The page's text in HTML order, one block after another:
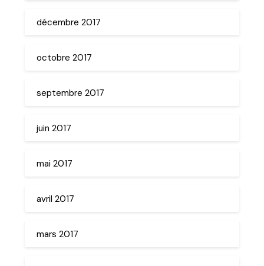
décembre 2017
octobre 2017
septembre 2017
juin 2017
mai 2017
avril 2017
mars 2017